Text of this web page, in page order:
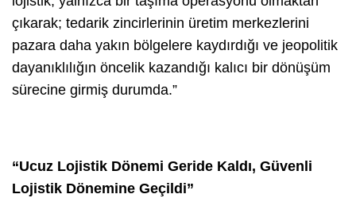
çıkarak; tedarik zincirlerinin üretim merkezlerini
pazara daha yakın bölgelere kaydırdığı ve jeopolitik
dayanıklılığın öncelik kazandığı kalıcı bir dönüşüm
sürecine girmiş durumda.”
“Ucuz Lojistik Dönemi Geride Kaldı, Güvenli
Lojistik Dönemine Geçildi”